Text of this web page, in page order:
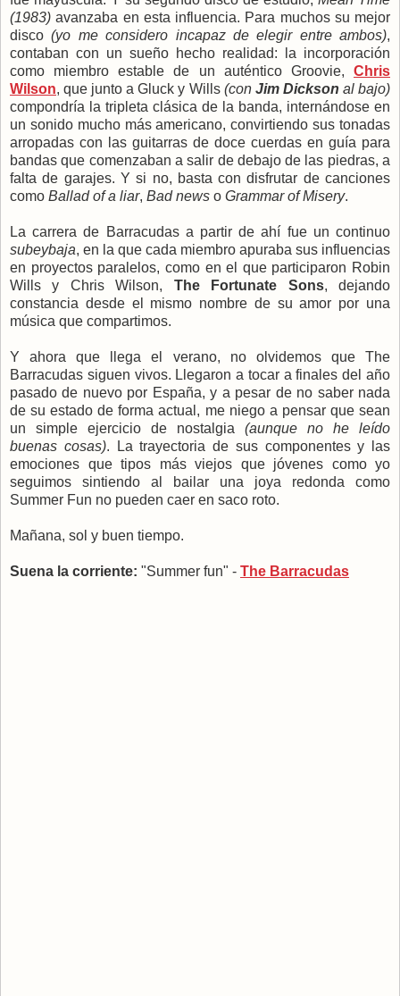
(1983) avanzaba en esta influencia. Para muchos su mejor
disco(yo me considero incapaz de elegir entre ambos),
contaban con un sueño hecho realidad: la incorporación
como miembro estable de un auténtico Groovie, Chris
Wilson, que junto a Gluck y Wills (con Jim Dickson al bajo)
compondría la tripleta clásica de la banda, internándose en
un sonido mucho más americano, convirtiendo sus tonadas
arropadas con las guitarras de doce cuerdas en guía para
bandas que comenzaban a salir de debajo de las piedras, a
falta de garajes. Y si no, basta con disfrutar de canciones
como Ballad of a liar, Bad news o Grammar of Misery.
La carrera de Barracudas a partir de ahí fue un continuo
subeybaja, en la que cada miembro apuraba sus influencias
en proyectos paralelos, como en el que participaron Robin
Wills y Chris Wilson, The Fortunate Sons, dejando
constancia desde el mismo nombre de su amor por una
música que compartimos.
Y ahora que llega el verano, no olvidemos que The
Barracudas siguen vivos. Llegaron a tocar a finales del año
pasado de nuevo por España, y a pesar de no saber nada
de su estado de forma actual, me niego a pensar que sean
un simple ejercicio de nostalgia (aunque no he leído
buenas cosas). La trayectoria de sus componentes y las
emociones que tipos más viejos que jóvenes como yo
seguimos sintiendo al bailar una joya redonda como
Summer Fun no pueden caer en saco roto.
Mañana, sol y buen tiempo.
Suena la corriente: "Summer fun" - The Barracudas